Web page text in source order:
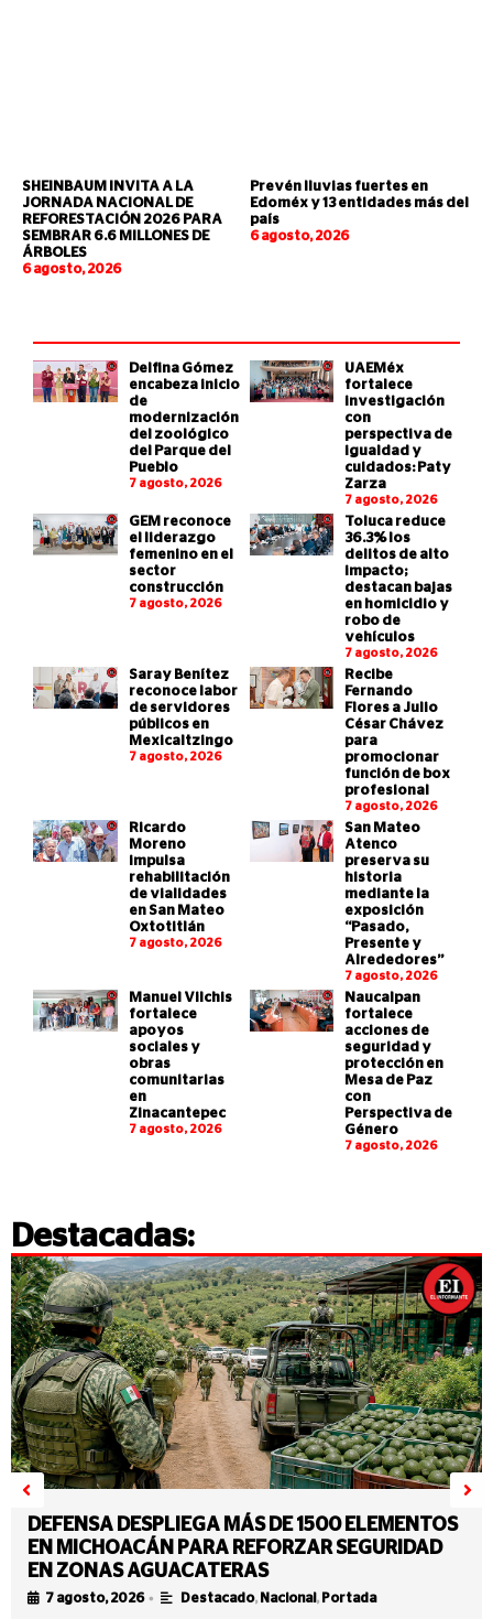
SHEINBAUM INVITA A LA
JORNADA NACIONAL DE
REFORESTACIÓN 2026 PARA
SEMBRAR 6.6 MILLONES DE
ÁRBOLES
6 agosto, 2026
Prevén lluvias fuertes en
Edoméx y 13 entidades más del
país
6 agosto, 2026
Delfina Gómez
encabeza inicio
de
modernización
del zoológico
del Parque del
Pueblo
7 agosto, 2026
UAEMéx
fortalece
investigación
con
perspectiva de
igualdad y
cuidados: Paty
Zarza
7 agosto, 2026
GEM reconoce
el liderazgo
femenino en el
sector
construcción
7 agosto, 2026
Toluca reduce
36.3% los
delitos de alto
impacto;
destacan bajas
en homicidio y
robo de
vehículos
7 agosto, 2026
Saray Benítez
reconoce labor
de servidores
públicos en
Mexicaltzingo
7 agosto, 2026
Recibe
Fernando
Flores a Julio
César Chávez
para
promocionar
función de box
profesional
7 agosto, 2026
Ricardo
Moreno
impulsa
rehabilitación
de vialidades
en San Mateo
Oxtotitlán
7 agosto, 2026
San Mateo
Atenco
preserva su
historia
mediante la
exposición
“Pasado,
Presente y
Alrededores”
7 agosto, 2026
Manuel Vilchis
fortalece
apoyos
sociales y
obras
comunitarias
en
Zinacantepec
7 agosto, 2026
Naucalpan
fortalece
acciones de
seguridad y
protección en
Mesa de Paz
con
Perspectiva de
Género
7 agosto, 2026
Destacadas:
DEFENSA DESPLIEGA MÁS DE 1500 ELEMENTOS
EN MICHOACÁN PARA REFORZAR SEGURIDAD
EN ZONAS AGUACATERAS
7 agosto, 2026 • Destacado, Nacional , Portada